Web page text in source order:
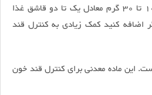
اگر تخم کتان آسیاب شده (10 تا 30 گرم معادل یک تا دو قاشق غذا
اضافه کنید کمک زیادی به کنترل قند
این ماده معدنی برای کنترل قند خون